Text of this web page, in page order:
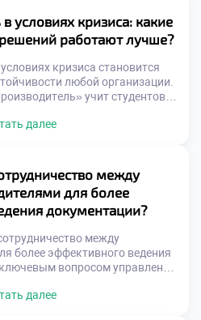
соискателей. Рынок труда
цифровых технологий
[…]
условиях кризиса: какие
работают лучше?
кризиса становится
любой организации.
учит студентов
решения специалиста
получения антикризисных
программа моделирует
информацией. Будущие
взвешенные решения
далее
между
для более
документации?
между
более эффективного ведения
вопросом управления
и ошибок. Единый подход к
далее